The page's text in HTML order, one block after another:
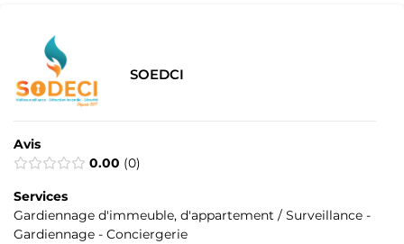
SOEDCI
Avis
0.00 0
Services
Gardiennage d'immeuble, d'appartement / Surveillance -
Gardiennage - Conciergerie